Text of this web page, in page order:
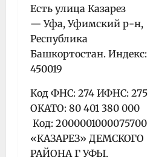
Есть улица Казарез
— Уфа, Уфимский р-н,
Республика
Башкортостан. Индекс:
450019
Код ФНС: 274 ИФНС: 275
ОКАТО: 80 401 380 000
Код: 2000001000075700
«КАЗАРЕЗ» ДЕМСКОГО
РАЙОНА Г УФЫ,